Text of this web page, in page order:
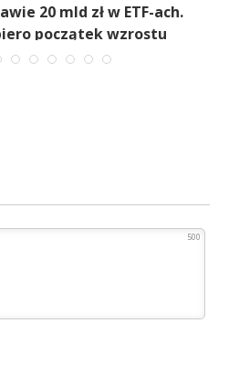
20 mld zł w ETF-ach.
początek wzrostu
500